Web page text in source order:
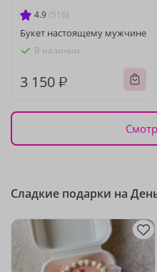
4.9 (516)
Букет настоящему мужчине
В наличии
3 150 ₽
Сладкие подарки на